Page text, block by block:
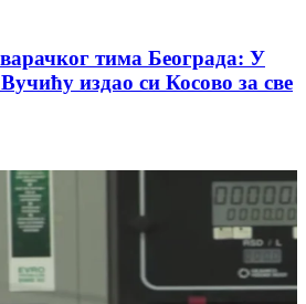
тима Београда: У
издао си Косово за све